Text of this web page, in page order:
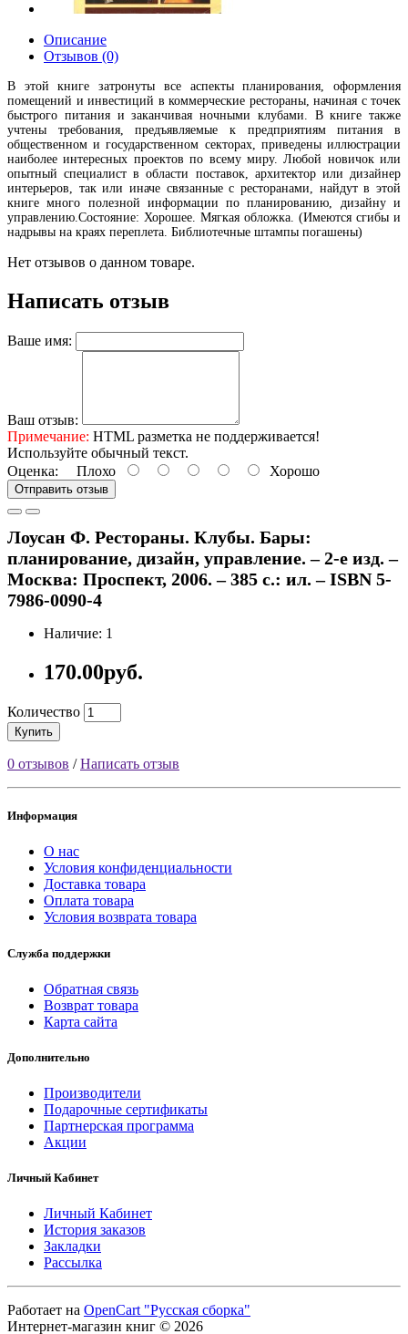
Описание
Отзывов (0)
В этой книге затронуты все аспекты планирования, оформления
помещений и инвестиций в коммерческие рестораны, начиная с точек
быстрого питания и заканчивая ночными клубами. В книге также
учтены требования, предъявляемые к предприятиям питания в
общественном и государственном секторах, приведены иллюстрации
наиболее интересных проектов по всему миру. Любой новичок или
опытный специалист в области поставок, архитектор или дизайнер
интерьеров, так или иначе связанные с ресторанами, найдут в этой
книге много полезной информации по планированию, дизайну и
управлению.Состояние: Хорошее. Мягкая обложка. (Имеются сгибы и
надрывы на краях переплета. Библиотечные штампы погашены)
Нет отзывов о данном товаре.
Написать отзыв
Ваше имя:
Ваш отзыв:
Примечание: HTML разметка не поддерживается!
Используйте обычный текст.
Оценка: Плохо Хорошо
Отправить отзыв
Лоусан Ф. Рестораны. Клубы. Бары:
планирование, дизайн, управление. – 2-е изд. –
Москва: Проспект, 2006. – 385 с.: ил. – ISBN 5-
7986-0090-4
Наличие: 1
170.00руб.
Количество
Купить
0 отзывов /Написать отзыв
Информация
О нас
Условия конфиденциальности
Доставка товара
Оплата товара
Условия возврата товара
Служба поддержки
Обратная связь
Возврат товара
Карта сайта
Дополнительно
Производители
Подарочные сертификаты
Партнерская программа
Акции
Личный Кабинет
Личный Кабинет
История заказов
Закладки
Рассылка
Работает на OpenCart "Русская сборка"
Интернет-магазин книг © 2026